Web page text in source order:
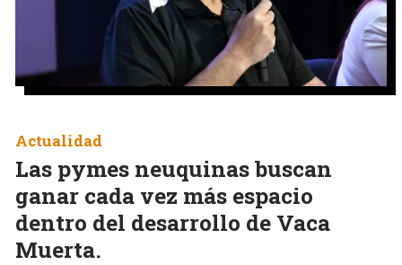
Las pymes neuquinas buscan
ganar cada vez más espacio
dentro del desarrollo de Vaca
Muerta.
Actualidad